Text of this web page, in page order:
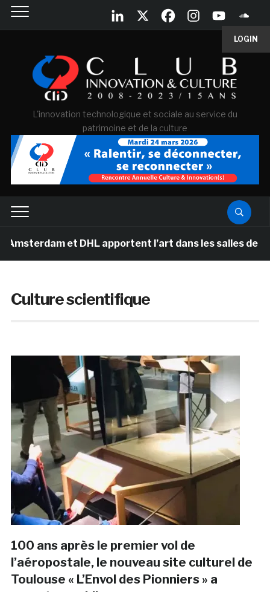
LOGIN
L'innovation technologique et sociale au service du
patrimoine et de la culture
et DHL apportent l’art dans les salles de classe des
Culture scientifique
100 ans après le premier vol de
l’aéropostale, le nouveau site culturel de
Toulouse « L’Envol des Pionniers » a